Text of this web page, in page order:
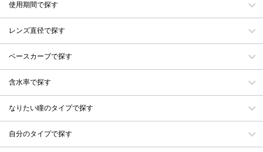
使用期間で探す
レンズ直径で探す
ベースカーブで探す
含水率で探す
なりたい瞳のタイプで探す
自分のタイプで探す